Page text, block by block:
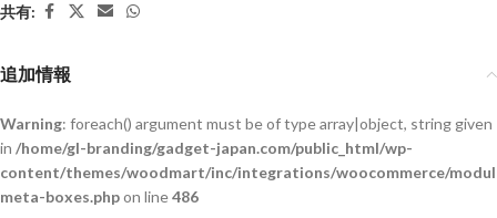
共有:
追加情報
Warning: foreach() argument must be of type array|object, string given
in /home/gl-branding/gadget-japan.com/public_html/wp-
content/themes/woodmart/inc/integrations/woocommerce/
meta-boxes.phpon line486